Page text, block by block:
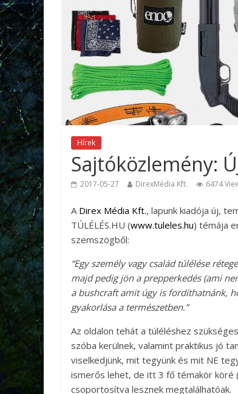
Hírek
Sajtóközlemény:
2017-05-27 DirexMédia Kft. 6474
A Direx Média Kft., lapunk kiadója új,
TÚLÉLÉS.HU (www.tuleles.hu) témája
szemszögből:
“Egy személy vagy család túlélése
majd pedig jön a prepperkedés (ami
a bushcraft amit úgy is fordíthatnánk,
gyakorlása a természetben.”
Az oldalon tehát a túléléshez
szóba kerülnek, valamint praktikus jó
viselkedjünk, mit tegyünk és mit NE
ismerős lehet, de itt 3 fő témakör köré
csoportosítva lesznek megtalálhatóak.